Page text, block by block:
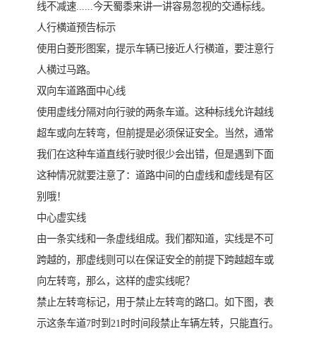
线不减速......今天蜀黍来讲一讲容易忽视的交通标线。
人行横道预告标示
使用白菱形图案，提示车辆已接近人行横道，要注意行
人横过马路。
双向车道路面中心线
使用虚线分隔对向行驶的两条车道。这种标线允许越线
超车或向左转弯，但前提是必须保证安全。当然，通常
我们在这种车道直线行驶时很少会出错，但是遇到下面
这种情况就要注意了：道路中间的白虚线和虚线是有区
别哦！
中心虚实线
由一条实线和一条虚线组成。我们都知道，实线是不可
跨越的，那虚线则可以在保证安全的前提下跨越超车或
向左转弯，那么，这样的虚实线呢？
禁止左转弯标记，用于禁止左转弯的路口。如下图，表
示这条车道7时到21时时间段禁止车辆左转，只能直行。